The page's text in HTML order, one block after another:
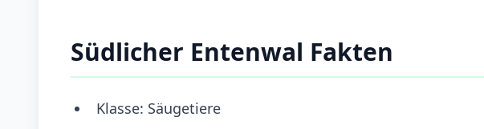
Südlicher Entenwal Fakten
Klasse: Säugetiere